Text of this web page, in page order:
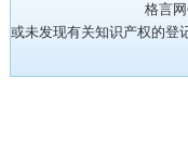
格言
或未发现有关知识产权的登